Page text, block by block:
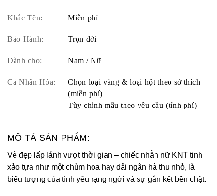
Khắc Tên: Miễn phí
Bảo Hành: Trọn đời
Dành cho: Nam / Nữ
Cá Nhân Hóa:
Chọn loại vàng & loại hột theo sở thích
(miễn phí)
Tùy chỉnh mẫu theo yêu cầu (tính phí)
MÔ TẢ SẢN PHẨM:
Vẻ đẹp lấp lánh vượt thời gian – chiếc nhẫn nữ KNT tinh
xảo tựa như một chùm hoa hay dải ngân hà thu nhỏ, là
biểu tượng của tình yêu rạng ngời và sự gắn kết bền chặt.